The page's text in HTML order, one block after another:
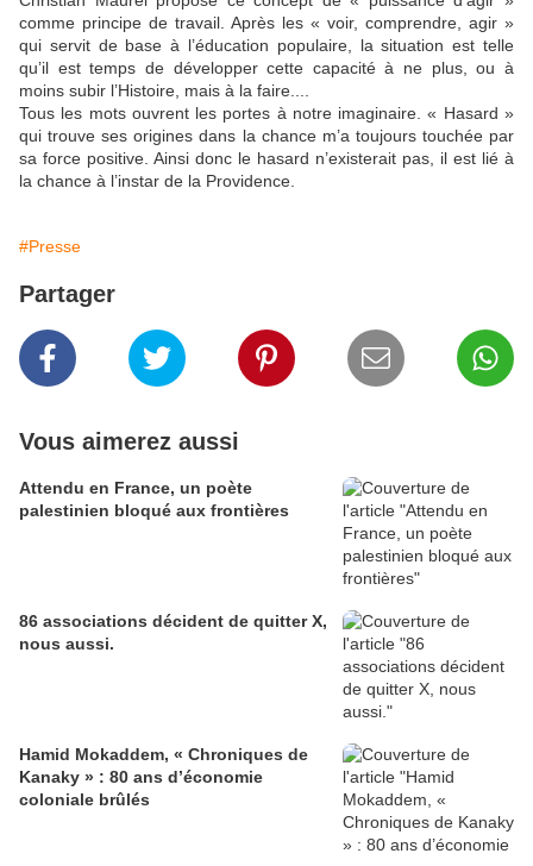
comme principe de travail. Après les « voir, comprendre, agir »
qui servit de base à l’éducation populaire, la situation est telle
qu’il est temps de développer cette capacité à ne plus, ou à
moins subir l’Histoire, mais à la faire....
Tous les mots ouvrent les portes à notre imaginaire. « Hasard »
qui trouve ses origines dans la chance m’a toujours touchée par
sa force positive. Ainsi donc le hasard n’existerait pas, il est lié à
la chance à l’instar de la Providence.
#Presse
Partager
Vous aimerez aussi
Attendu en France, un poète
palestinien bloqué aux frontières
86 associations décident de quitter X,
nous aussi.
Hamid Mokaddem, « Chroniques de
Kanaky » : 80 ans d’économie
coloniale brûlés